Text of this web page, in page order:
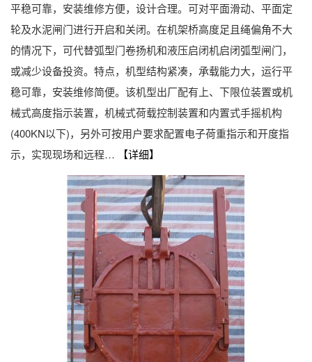
平稳可靠，安装维修方便，设计合理。可对平面滑动、平面定
轮及水泥闸门进行开启和关闭。在机架桥高度足且绳偏角不大
的情况下，可代替弧型门卷扬机和液压启闭机启闭弧型闸门，
或减少设备投资。特点，机型结构紧凑，承载能力大，运行平
稳可靠，安装维修简便。该机型出厂配有上、下限位装置或机
械式高度指示装置，机械式荷载控制装置和内置式手摇机构
(400KN以下)，另外可按用户要求配置电子荷重指示和开度指
示，实现现场和远程…
【详细】